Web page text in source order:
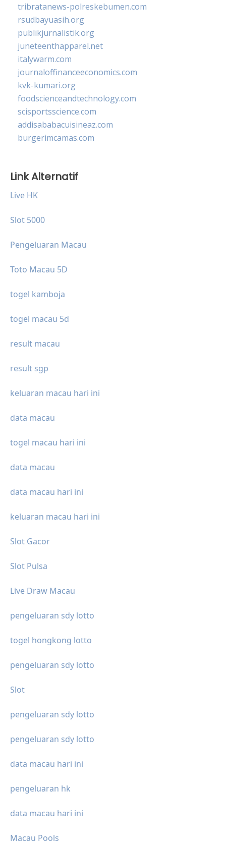
tribratanews-polreskebumen.com
rsudbayuasih.org
publikjurnalistik.org
juneteenthapparel.net
italywarm.com
journaloffinanceeconomics.com
kvk-kumari.org
foodscienceandtechnology.com
scisportsscience.com
addisababacuisineaz.com
burgerimcamas.com
Link Alternatif
Live HK
Slot 5000
Pengeluaran Macau
Toto Macau 5D
togel kamboja
togel macau 5d
result macau
result sgp
keluaran macau hari ini
data macau
togel macau hari ini
data macau
data macau hari ini
keluaran macau hari ini
Slot Gacor
Slot Pulsa
Live Draw Macau
pengeluaran sdy lotto
togel hongkong lotto
pengeluaran sdy lotto
Slot
pengeluaran sdy lotto
pengeluaran sdy lotto
data macau hari ini
pengeluaran hk
data macau hari ini
Macau Pools